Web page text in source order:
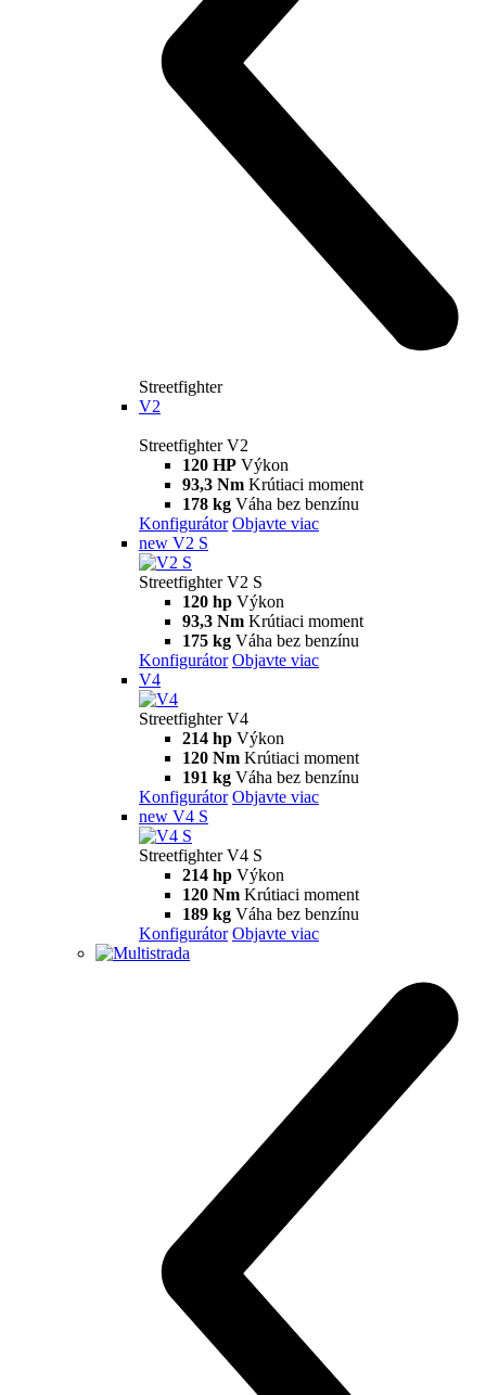
175 kg
Váha bez benzínu
Konfigurátor
Objavte viac
new
Monster +
111 hp
91,1 Nm
Krútiaci moment
175 kg
Váha bez benzínu
Objavte viac
Streetfighter
V2
Streetfighter V2
120 HP Výkon
93,3 Nm Krútiaci moment
178 kg
Krútiaci moment
Váha bez benzínu
Objavte viac
Streetfighter V4
214 hp
120 Nm
Krútiaci moment
191 kg
Váha bez benzínu
Konfigurátor
Objavte viac
new
Streetfighter V4 S
214 hp
120 Nm
Krútiaci moment
189 kg
Váha bez benzínu
Objavte viac